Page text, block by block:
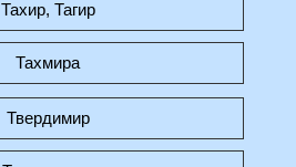
Тахир, Тагир
Тахмира
Твердимир